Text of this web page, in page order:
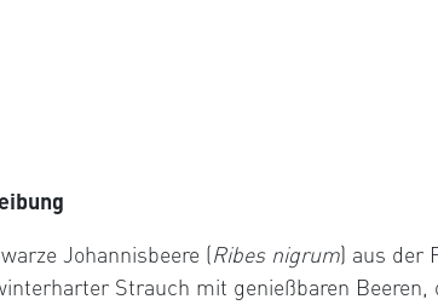
Johannisbeere (Ribes nigrum) aus der
Strauch mit genießbaren